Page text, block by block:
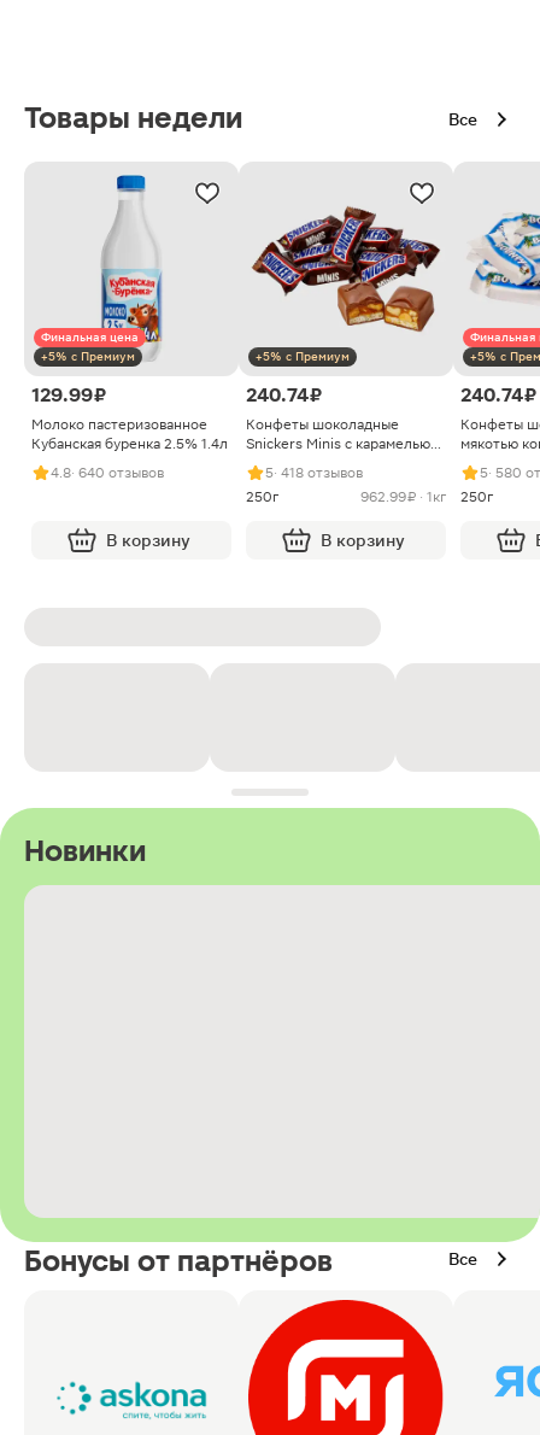
Товары недели Все
Финальная цена
+5% с Премиум
129.99 ₽
Молоко пастеризованное
Кубанская буренка 2.5% 1.4л
4.8· 640 отзывов
В корзину
+5% с Премиум
240.74 ₽
Конфеты шоколадные
Snickers Minis с карамелью
арахисом и нугой
5· 418 отзывов
250г
962.99 ₽ · 1кг
В корзину
Финальная
+5% с
240.74 ₽
Конфеты
мякотью
5· 580
250г
Новинки
Бонусы от партнёров Все